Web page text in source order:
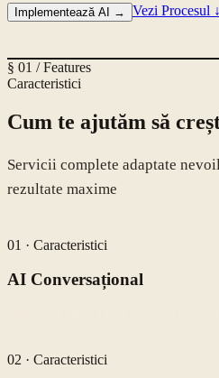
Implementează AI → Vezi Procesul ↓
§ 01 / Features
Caracteristici
Cum te ajutăm să
Servicii complete adaptate
rezultate maxime
01 · Caracteristici
AI Conversațional
02 · Caracteristici